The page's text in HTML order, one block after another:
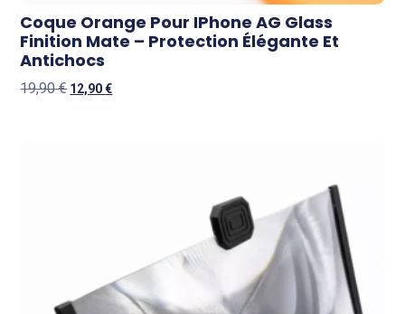
Coque Orange Pour IPhone AG Glass
Finition Mate – Protection Élégante Et
Antichocs
19,90€ 12,90€